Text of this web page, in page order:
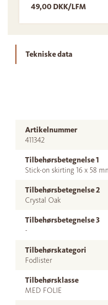
49,00 DKK/LFM
Tekniske data
Artikelnummer
411342
Tilbehørsbetegnelse 1
Stick-on skirting 16 x 58
Tilbehørsbetegnelse 2
Crystal Oak
Tilbehørsbetegnelse 3
-
Tilbehørskategori
Fodlister
Tilbehørsklasse
MED FOLIE